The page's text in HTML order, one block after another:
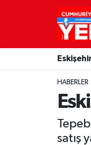
HABERLER
satış
Nöbetçi
Hava Durumu
Tüm Manşetler